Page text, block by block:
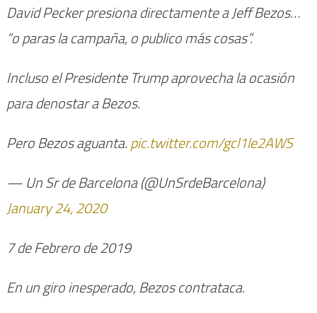
David Pecker presiona directamente a Jeff Bezos…
“o paras la campaña, o publico más cosas”.
Incluso el Presidente Trump aprovecha la ocasión
para denostar a Bezos.
Pero Bezos aguanta.pic.twitter.com/gcl1le2AWS
— Un Sr de Barcelona (@UnSrdeBarcelona)
January 24, 2020
7 de Febrero de 2019
En un giro inesperado, Bezos contrataca.